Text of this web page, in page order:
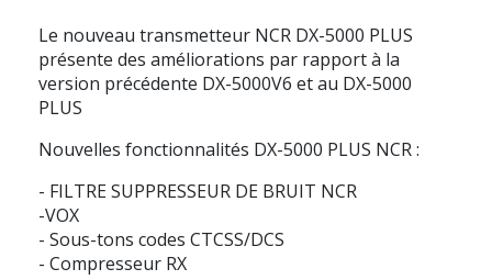
Le nouveau transmetteur NCR DX-5000 PLUS
présente des améliorations par rapport à la
version précédente DX-5000V6 et au DX-5000
PLUS
Nouvelles fonctionnalités DX-5000 PLUS NCR :
- FILTRE SUPPRESSEUR DE BRUIT NCR
-VOX
- Sous-tons codes CTCSS/DCS
- Compresseur RX